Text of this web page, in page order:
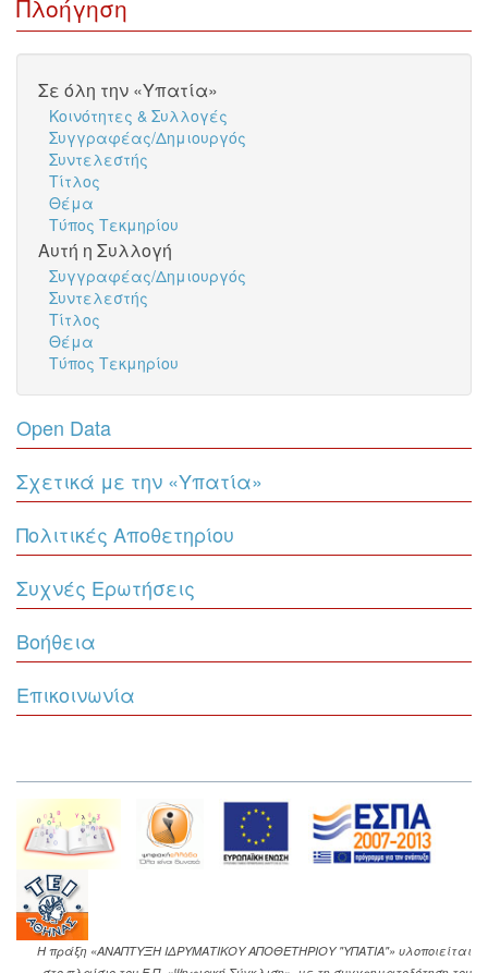
Πλοήγηση
Σε όλη την «Υπατία»
Κοινότητες & Συλλογές
Συγγραφέας/Δημιουργός
Συντελεστής
Τίτλος
Θέμα
Τύπος Τεκμηρίου
Αυτή η Συλλογή
Συγγραφέας/Δημιουργός
Συντελεστής
Τίτλος
Θέμα
Τύπος Τεκμηρίου
Open Data
Σχετικά με την «Υπατία»
Πολιτικές Αποθετηρίου
Συχνές Ερωτήσεις
Βοήθεια
Επικοινωνία
Η πράξη «ΑΝΑΠΤΥΞΗ ΙΔΡΥΜΑΤΙΚΟΥ ΑΠΟΘΕΤΗΡΙΟΥ "ΥΠΑΤΙΑ"» υλοποιείται